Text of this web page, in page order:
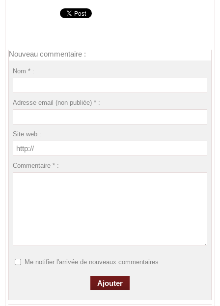
Nouveau commentaire :
Nom * :
Adresse email (non publiée) * :
Site web :
Commentaire * :
Me notifier l'arrivée de nouveaux commentaires